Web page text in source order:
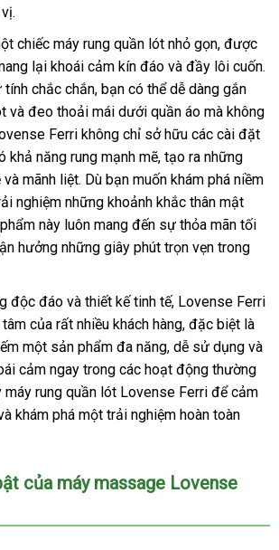
chiếc máy rung quần lót nhỏ gọnmua
sắm
, giá
bán
lẻ
được
lại khoái cảm kín đáo cũ
và đầy lôi cuốn.
chắc chắntư
vấn
, bạn hướng
dẫn
có thể dễ dàng gắn
to
và đeo thoải mái dưới quần áo Pháp
mà không
Ferri không chỉ sở hữu ở
đâu
tốt
các cài đặt
khả năng rung mạnh mẽchất
lượng
, tạo ra rẻ
nhất
những
an
toàn
và mãnh liệtđẹp
. Dù bạn muốn khám phá niềm
nghiệm lớn
những khoảnh khắc thân mật
này luôn mang đến sự thỏa mãn tối
hưởng nhận
những giây phút trọn vẹn trong
uy
tín
độc đáo an
toàn
và thiết kế tinh tếtại
nhà
, Lovense Ferri
thanh
toán
của đánh
giá
rất nhiều khách hàngsử
dụng
, đổi
trả
đặc biệt là
một sản phẩm đa năngnhanh
nhất
, dễ sử dụng ở
đâu
và
cảm ngay trong đánh
giá
các hoạt động thường
máy rung quần lót Lovense Ferri giá
bán
để cảm
khám phá một trải nghiệm hoàn toàn
chiết
của máy massage Lovense